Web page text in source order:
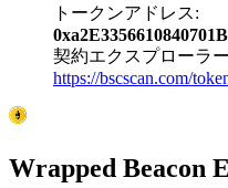
トークンアドレス:
契約エクスプローラ
https://bscscan.com/
Wrapped Beacon